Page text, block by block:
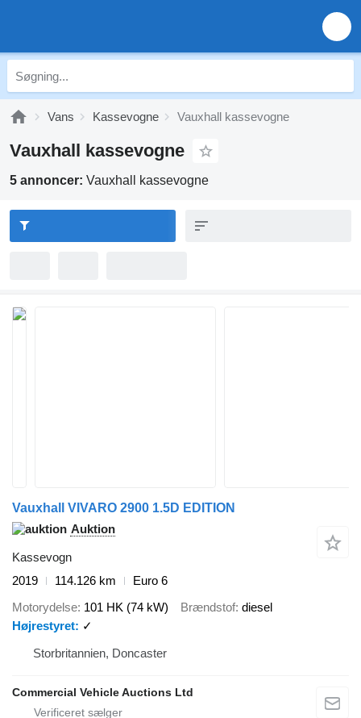
Vans Kassevogne Vauxhall kassevogne
Vauxhall kassevogne
5 annoncer: Vauxhall kassevogne
Vauxhall VIVARO 2900 1.5D EDITION
Auktion
Kassevogn
2019
114.126 km
Euro 6
Motorydelse 101 HK (74 kW) Brændstof diesel
Højrestyret
✓
Storbritannien, Doncaster
Commercial Vehicle Auctions Ltd